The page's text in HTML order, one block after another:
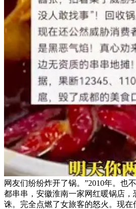
网友们纷纷炸开了锅。”2010年。也
都串串，安徽淮南一家网红暖锅店
诛。完全点燃了女旅客的怒火。现